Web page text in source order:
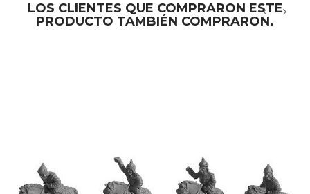
LOS CLIENTES QUE COMPRARON ESTE
PRODUCTO TAMBIÉN COMPRARON.